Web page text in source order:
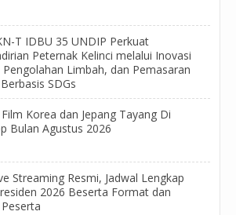
T IDBU 35 UNDIP Perkuat
Peternak Kelinci melalui Inovasi
Pengolahan Limbah, dan Pemasaran
SDGs
Korea dan Jepang Tayang Di
Bulan Agustus 2026
Streaming Resmi, Jadwal Lengkap
2026 Beserta Format dan